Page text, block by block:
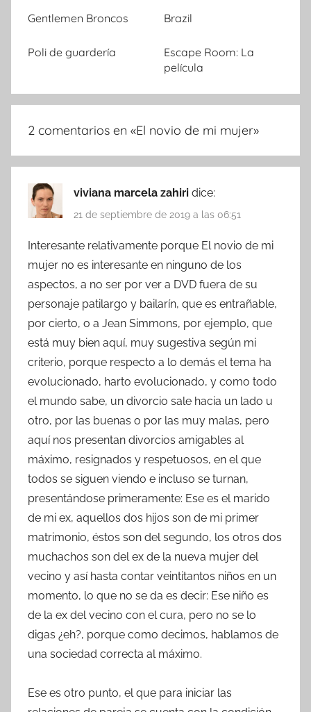
Gentlemen Broncos Brazil
Poli de guardería
Escape Room: La
película
2 comentarios en «El novio de mi mujer»
viviana marcela zahiri dice:
21 de septiembre de 2019 a las 06:51
Interesante relativamente porque El novio de mi
mujer no es interesante en ninguno de los
aspectos, a no ser por ver a DVD fuera de su
personaje patilargo y bailarín, que es entrañable,
por cierto, o a Jean Simmons, por ejemplo, que
está muy bien aquí, muy sugestiva según mi
criterio, porque respecto a lo demás el tema ha
evolucionado, harto evolucionado, y como todo
el mundo sabe, un divorcio sale hacia un lado u
otro, por las buenas o por las muy malas, pero
aquí nos presentan divorcios amigables al
máximo, resignados y respetuosos, en el que
todos se siguen viendo e incluso se turnan,
presentándose primeramente: Ese es el marido
de mi ex, aquellos dos hijos son de mi primer
matrimonio, éstos son del segundo, los otros dos
muchachos son del ex de la nueva mujer del
vecino y así hasta contar veintitantos niños en un
momento, lo que no se da es decir: Ese niño es
de la ex del vecino con el cura, pero no se lo
digas ¿eh?, porque como decimos, hablamos de
una sociedad correcta al máximo.
Ese es otro punto, el que para iniciar las